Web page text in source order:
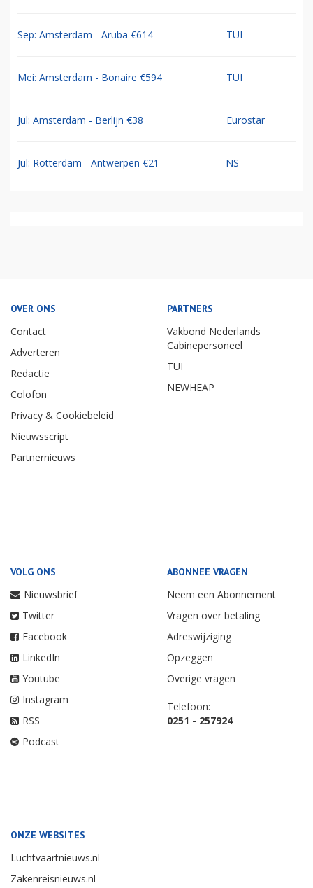
Sep: Amsterdam - Aruba €614 TUI
Mei: Amsterdam - Bonaire €594 TUI
Jul: Amsterdam - Berlijn €38 Eurostar
Jul: Rotterdam - Antwerpen €21 NS
OVER ONS
Contact
Adverteren
Redactie
Colofon
Privacy & Cookiebeleid
Nieuwsscript
Partnernieuws
PARTNERS
Vakbond Nederlands
Cabinepersoneel
TUI
NEWHEAP
VOLG ONS
Nieuwsbrief
Twitter
Facebook
LinkedIn
Youtube
Instagram
RSS
Podcast
ABONNEE VRAGEN
Neem een Abonnement
Vragen over betaling
Adreswijziging
Opzeggen
Overige vragen
Telefoon:
0251 - 257924
ONZE WEBSITES
Luchtvaartnieuws.nl
Zakenreisnieuws.nl